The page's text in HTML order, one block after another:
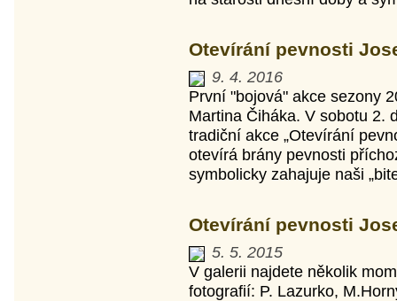
Otevírání pevnosti
9. 4. 2016
První "bojová" akce sezony
Martina Čiháka. V sobotu 2.
tradiční akce „Otevírání
otevírá brány pevnosti
symbolicky zahajuje naši
Otevírání pevnosti
5. 5. 2015
V galerii najdete několik
fotografií: P. Lazurko,